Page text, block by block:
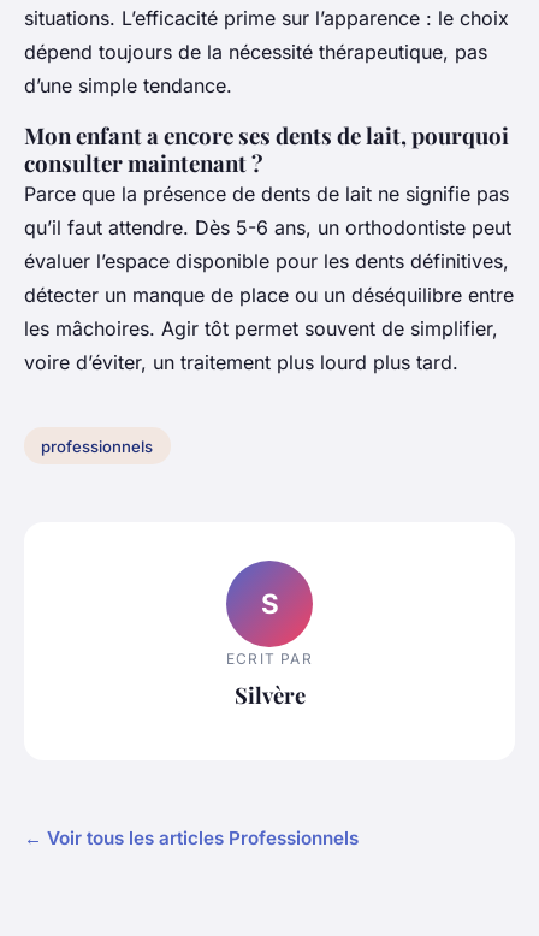
situations. L’efficacité prime sur l’apparence : le choix
dépend toujours de la nécessité thérapeutique, pas
d’une simple tendance.
Mon enfant a encore ses dents de lait, pourquoi
consulter maintenant ?
Parce que la présence de dents de lait ne signifie pas
qu’il faut attendre. Dès 5-6 ans, un orthodontiste peut
évaluer l’espace disponible pour les dents définitives,
détecter un manque de place ou un déséquilibre entre
les mâchoires. Agir tôt permet souvent de simplifier,
voire d’éviter, un traitement plus lourd plus tard.
professionnels
S
ECRIT PAR
Silvère
← Voir tous les articles Professionnels